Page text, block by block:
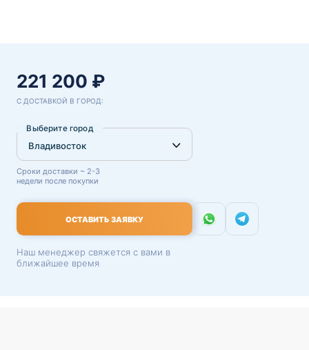
221 200 ₽
С ДОСТАВКОЙ В ГОРОД:
Выберите город
Сроки доставки ~ 2-3
недели после покупки
ОСТАВИТЬ ЗАЯВКУ
Наш менеджер свяжется с вами в
ближайшее время